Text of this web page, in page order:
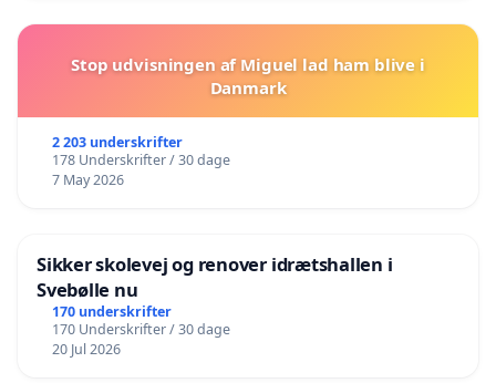
Stop udvisningen af Miguel lad ham blive i
Danmark
2 203 underskrifter
178 Underskrifter / 30 dage
7 May 2026
Sikker skolevej og renover idrætshallen i
Svebølle nu
170 underskrifter
170 Underskrifter / 30 dage
20 Jul 2026